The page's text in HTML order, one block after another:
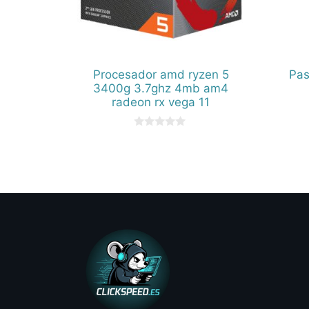
Procesador amd ryzen 5
3400g 3.7ghz 4mb am4
radeon rx vega 11